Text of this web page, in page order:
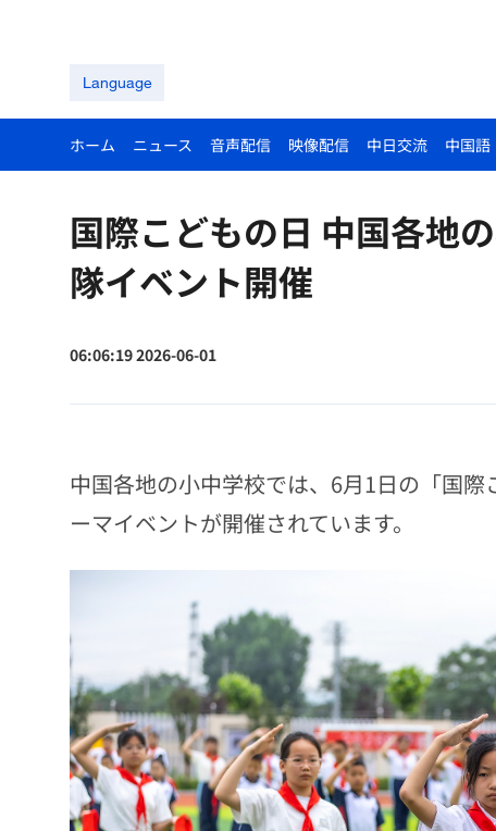
Language
ホーム ニュース 音声配信 映像配信 中日交流 中国語
国際こどもの日 中国各地
隊イベント開催
06:06:19 2026-06-01
中国各地の小中学校では、6月1日の「国
ーマイベントが開催されています。